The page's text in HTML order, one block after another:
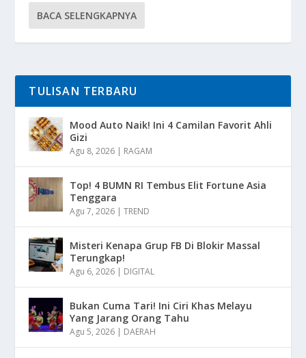
BACA SELENGKAPNYA
TULISAN TERBARU
Mood Auto Naik! Ini 4 Camilan Favorit Ahli
Gizi
Agu 8, 2026 | RAGAM
Top! 4 BUMN RI Tembus Elit Fortune Asia
Tenggara
Agu 7, 2026 |TREND
Misteri Kenapa Grup FB Di Blokir Massal
Terungkap!
Agu 6, 2026 | DIGITAL
Bukan Cuma Tari! Ini Ciri Khas Melayu
Yang Jarang Orang Tahu
Agu 5, 2026 | DAERAH